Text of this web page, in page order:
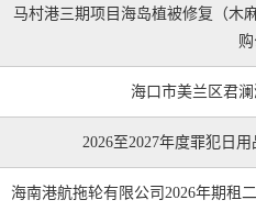
马村港三期项目海岛植被修复（木
海口市美兰区君
2026至2027年度罪犯日
海南港航拖轮有限公司2026年期租